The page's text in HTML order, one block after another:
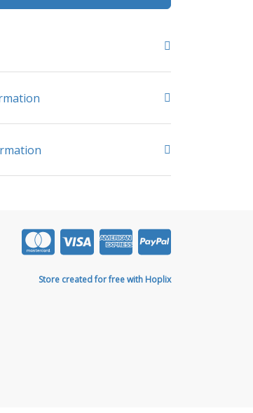
Store created for free with Hoplix